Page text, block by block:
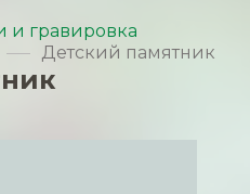
и гравировка
Детский памятник